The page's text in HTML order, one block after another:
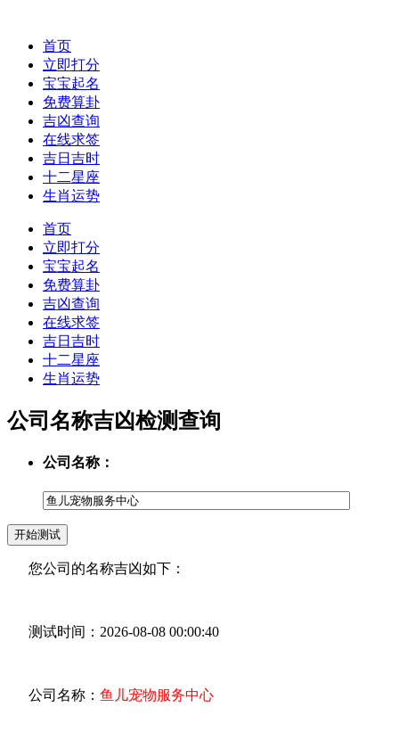
首页
立即打分
宝宝起名
免费算卦
吉凶查询
在线求签
吉日吉时
十二星座
生肖运势
首页
立即打分
宝宝起名
免费算卦
吉凶查询
在线求签
吉日吉时
十二星座
生肖运势
公司名称吉凶检测查询
公司名称：
您公司的名称吉凶如下：
测试时间：2026-08-08 00:00:40
公司名称： 鱼儿宠物服务中心